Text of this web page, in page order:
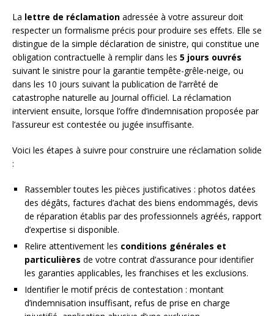
La lettre de réclamation adressée à votre assureur doit
respecter un formalisme précis pour produire ses effets. Elle se
distingue de la simple déclaration de sinistre, qui constitue une
obligation contractuelle à remplir dans les 5 jours ouvrés
suivant le sinistre pour la garantie tempête-grêle-neige, ou
dans les 10 jours suivant la publication de l’arrêté de
catastrophe naturelle au Journal officiel. La réclamation
intervient ensuite, lorsque l’offre d’indemnisation proposée par
l’assureur est contestée ou jugée insuffisante.
Voici les étapes à suivre pour construire une réclamation solide
:
Rassembler toutes les pièces justificatives : photos datées
des dégâts, factures d’achat des biens endommagés, devis
de réparation établis par des professionnels agréés, rapport
d’expertise si disponible.
Relire attentivement les conditions générales et
particulières de votre contrat d’assurance pour identifier
les garanties applicables, les franchises et les exclusions.
Identifier le motif précis de contestation : montant
d’indemnisation insuffisant, refus de prise en charge